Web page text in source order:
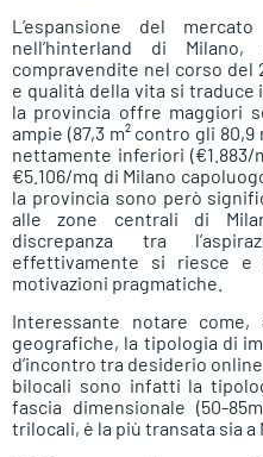
L’espansione del
nell’hinterland di
compravendite nel corso del
e qualità della vita si
la provincia offre maggiori
ampie (87,3 m² contro gli
nettamente inferiori
€5.106/mq di Milano
la provincia sono però
alle zone centrali di
discrepanza tra
effettivamente si riesce
motivazioni pragmatiche.
Interessante notare
geografiche, la tipologia di
d’incontro tra desiderio
bilocali sono infatti la
fascia dimensionale (50-
trilocali, è la più transata sia a